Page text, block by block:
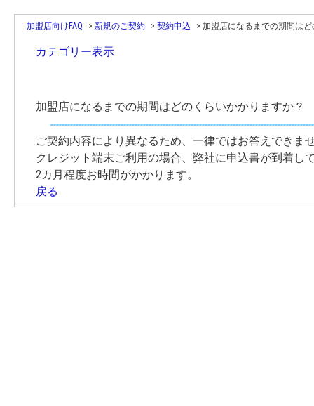
加盟店向けFAQ > 新規のご契約 > 契約申込 > 加盟店になるまでの期間はど
カテゴリー表示
加盟店になるまでの期間はどのくらいかかりますか？
ご契約内容により異なるため、一律ではお答えできま
クレジット端末ご利用の場合、弊社に申込書が到着し
2カ月程度お時間がかかります。
戻る